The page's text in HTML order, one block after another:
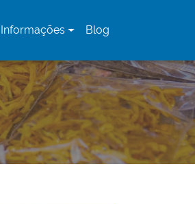
Informações Blog